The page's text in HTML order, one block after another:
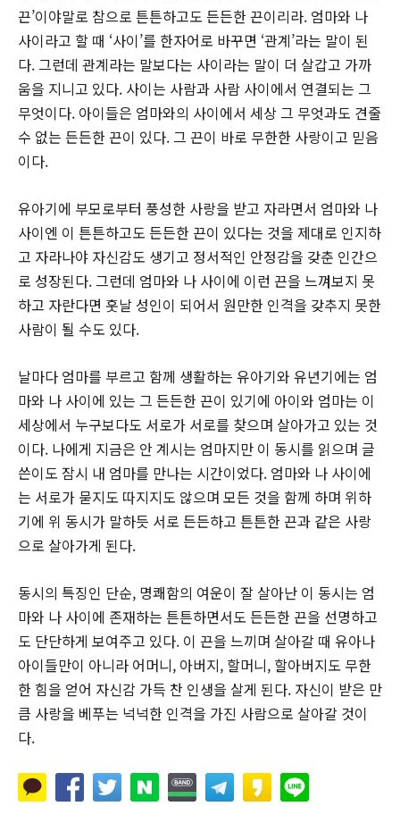
끈’이야말로 참으로 튼튼하고도 든든한 끈이리라. 엄마와 나
사이라고 할 때 ‘사이’를 한자어로 바꾸면 ‘관계’라는 말이 된
다. 그런데 관계라는 말보다는 사이라는 말이 더 살갑고 가까
움을 지니고 있다. 사이는 사람과 사람 사이에서 연결되는 그
무엇이다. 아이들은 엄마와의 사이에서 세상 그 무엇과도 견줄
수 없는 든든한 끈이 있다. 그 끈이 바로 무한한 사랑이고 믿음
이다.
유아기에 부모로부터 풍성한 사랑을 받고 자라면서 엄마와 나
사이엔 이 튼튼하고도 든든한 끈이 있다는 것을 제대로 인지하
고 자라나야 자신감도 생기고 정서적인 안정감을 갖춘 인간으
로 성장된다. 그런데 엄마와 나 사이에 이런 끈을 느껴보지 못
하고 자란다면 훗날 성인이 되어서 원만한 인격을 갖추지 못한
사람이 될 수도 있다.
날마다 엄마를 부르고 함께 생활하는 유아기와 유년기에는 엄
마와 나 사이에 있는 그 든든한 끈이 있기에 아이와 엄마는 이
세상에서 누구보다도 서로가 서로를 찾으며 살아가고 있는 것
이다. 나에게 지금은 안 계시는 엄마지만 이 동시를 읽으며 글
쓴이도 잠시 내 엄마를 만나는 시간이었다. 엄마와 나 사이에
는 서로가 묻지도 따지지도 않으며 모든 것을 함께 하며 위하
기에 위 동시가 말하듯 서로 든든하고 튼튼한 끈과 같은 사랑
으로 살아가게 된다.
동시의 특징인 단순, 명쾌함의 여운이 잘 살아난 이 동시는 엄
마와 나 사이에 존재하는 튼튼하면서도 든든한 끈을 선명하고
도 단단하게 보여주고 있다. 이 끈을 느끼며 살아갈 때 유아나
아이들만이 아니라 어머니, 아버지, 할머니, 할아버지도 무한
한 힘을 얻어 자신감 가득 찬 인생을 살게 된다. 자신이 받은 만
큼 사랑을 베푸는 넉넉한 인격을 가진 사람으로 살아갈 것이
다.